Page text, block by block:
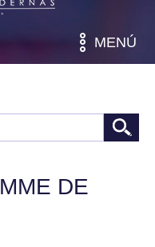
MENÚ
DE